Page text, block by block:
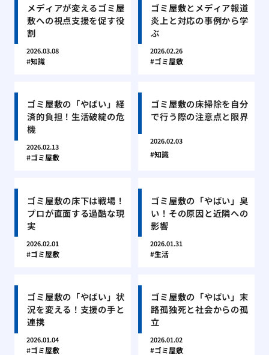
メディアが変えるゴミ屋
敷への視点支援を促す役
割
2026.03.08
知識
ゴミ屋敷とメディア報道
炎上と対応の事例から学
ぶ
2026.02.26
ゴミ屋敷
ゴミ屋敷の「やばい」経
済的負担！生活破綻の危
機
2026.02.13
ゴミ屋敷
ゴミ屋敷の床掃除を自分
で行う際の注意点と限界
2026.02.03
知識
ゴミ屋敷の床下は戦場！
プロが直面する過酷な現
実
2026.02.01
ゴミ屋敷
ゴミ屋敷の「やばい」臭
い！その原因と近隣への
影響
2026.01.31
生活
ゴミ屋敷の「やばい」状
況を変える！支援の手と
連携
2026.01.04
ゴミ屋敷
ゴミ屋敷の「やばい」末
路孤独死と社会からの孤
立
2026.01.02
ゴミ屋敷